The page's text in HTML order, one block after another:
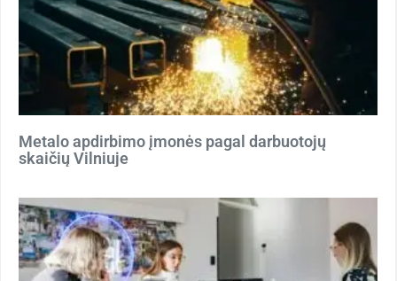
Metalo apdirbimo įmonės pagal darbuotojų
skaičių Vilniuje